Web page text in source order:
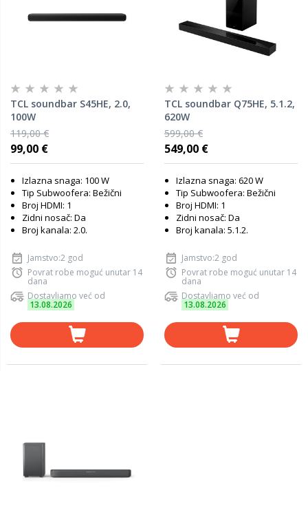
TCL soundbar S45HE, 2.0,
100W
119,00 €
99,00 €
Izlazna snaga: 100 W
Tip Subwoofera: Bežični
Broj HDMI: 1
Zidni nosač: Da
Broj kanala: 2.0.
Jamstvo:2 god
Povrat robe moguć unutar 14
dana
Dostavljamo već od
13.08.2026
TCL soundbar Q75HE, 5.1.2,
620W
599,00 €
549,00 €
Izlazna snaga: 620 W
Tip Subwoofera: Bežični
Broj HDMI: 1
Zidni nosač: Da
Broj kanala: 5.1.2.
Jamstvo:2 god
Povrat robe moguć unutar 14
dana
Dostavljamo već od
13.08.2026